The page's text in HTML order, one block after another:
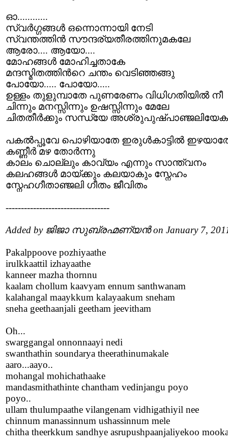
ഓ............
സ്വര്‍ഗ്ഗങ്ങള്‍ ഒന്നൊന്നായി നേടി
സ്വന്തത്തിന്‍ സൗന്ദര്യതീരത്തിനുമകലേ
ആരോ.... ആയോ....
മോഹങ്ങള്‍ മോഹിച്ചതാകേ
മന്ദസ്മിതത്തിന്‍റെ ചന്തം വെടിഞ്ഞങ്ങു
പോയോ..... പോയോ.....
ഉള്ളം തുളുമ്പാതേ പുണരേണം വിധിഗതിയില്‍ നീ
ചിന്നും മനസ്സിന്നും ഉഷസ്സിന്നും മേലേ
ചിതതീര്‍ക്കും സന്ധ്യേ
പകല്‍പ്പൂവേ പൊഴിയാതേ ഇരുള്‍കാട്ടില്‍
കണ്ണീര്‍ മഴ തോര്‍ന്നു
കാലം ചൊല്ലും കാവ്യം എന്നും സാന്ത്വനം
കലഹങ്ങള്‍ മായ്ക്കും കലയാകും സ്നേഹം
സ്നേഹഗീതാഞ്ജലി ഗീതം ജീവിതം
----------------------------------
Added by ജിജാ സുബ്രഹ്മണ്യൻ on January 7,
Pakalppoove pozhiyaathe
irulkkaattil izhayaathe
kanneer mazha thornnu
kaalam chollum kaavyam ennum santhwanam
kalahangal maaykkum kalayaakum sneham
sneha geethaanjali geetham jeevitham
Oh...
swarggangal onnonnaayi nedi
swanthathin soundarya theerathinumakale
aaro...aayo..
mohangal mohichathaake
mandasmithathinte chantham vedinjangu poyo
poyo..
ullam thulumpaathe vilangenam vidhigathiyil nee
chinnum manassinnum ushassinnum mele
chitha theerkkum sandhye asrupushpaanjaliyekoo